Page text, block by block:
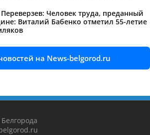
Человек труда, преданный
Виталий Бабенко отметил 55-летие
на News-belgorod.ru